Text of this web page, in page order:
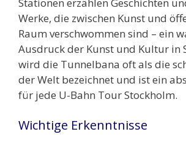
Werke, die zwischen Kunst und
Raum verschwommen sind – ein
Ausdruck der Kunst und Kultur in
wird die Tunnelbana oft als die
der Welt bezeichnet und ist ein
für jede U-Bahn Tour Stockholm.
Wichtige Erkenntnisse